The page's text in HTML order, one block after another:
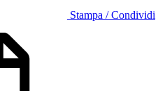
Stampa / Condividi